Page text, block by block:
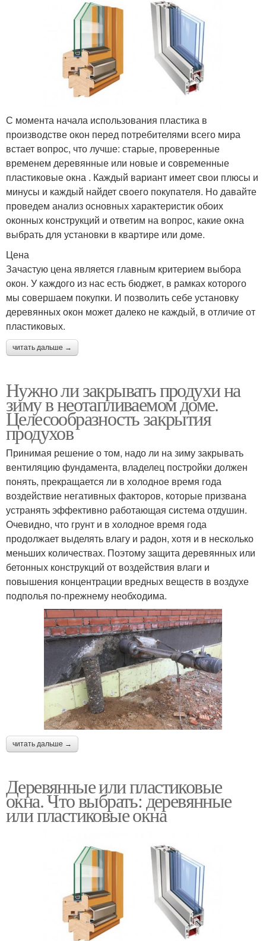
С момента начала использования пластика в
производстве окон перед потребителями всего мира
встает вопрос, что лучше: старые, проверенные
временем деревянные или новые и современные
пластиковые окна . Каждый вариант имеет свои плюсы и
минусы и каждый найдет своего покупателя. Но давайте
проведем анализ основных характеристик обоих
оконных конструкций и ответим на вопрос, какие окна
выбрать для установки в квартире или доме.
Цена
Зачастую цена является главным критерием выбора
окон. У каждого из нас есть бюджет, в рамках которого
мы совершаем покупки. И позволить себе установку
деревянных окон может далеко не каждый, в отличие от
пластиковых.
читать дальше →
Нужно ли закрывать продухи на
зиму в неотапливаемом доме.
Целесообразность закрытия
продухов
Принимая решение о том, надо ли на зиму закрывать
вентиляцию фундамента, владелец постройки должен
понять, прекращается ли в холодное время года
воздействие негативных факторов, которые призвана
устранять эффективно работающая система отдушин.
Очевидно, что грунт и в холодное время года
продолжает выделять влагу и радон, хотя и в несколько
меньших количествах. Поэтому защита деревянных или
бетонных конструкций от воздействия влаги и
повышения концентрации вредных веществ в воздухе
подполья по-прежнему необходима.
читать дальше →
Деревянные или пластиковые
окна. Что выбрать: деревянные
или пластиковые окна